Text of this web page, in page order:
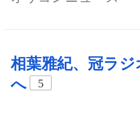
相葉雅紀、冠ラジ
へ
5